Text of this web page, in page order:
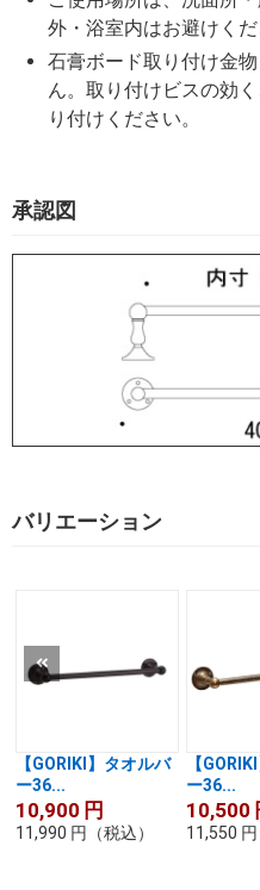
外・浴室内はお避けくだ
石膏ボード取り付け金
ん。取り付けビスの効
り付けください。
承認図
バリエーション
【GORIKI】タオルバ
ー36...
10,900 円
11,990 円 （税込）
【
ー36...
10,500
11,550 円